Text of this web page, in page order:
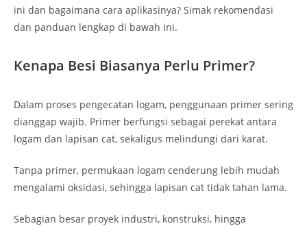
ini dan bagaimana cara aplikasinya? Simak rekomendasi
dan panduan lengkap di bawah ini.
Kenapa Besi Biasanya Perlu Primer?
Dalam proses pengecatan logam, penggunaan primer sering
dianggap wajib. Primer berfungsi sebagai perekat antara
logam dan lapisan cat, sekaligus melindungi dari karat.
Tanpa primer, permukaan logam cenderung lebih mudah
mengalami oksidasi, sehingga lapisan cat tidak tahan lama.
Sebagian besar proyek industri, konstruksi, hingga